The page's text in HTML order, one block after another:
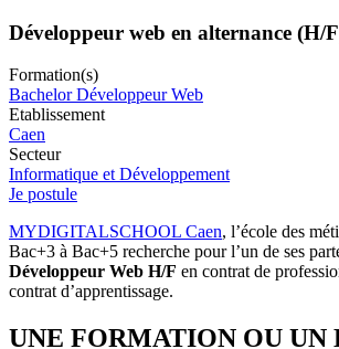
Développeur web en alternance (H/
Formation(s)
Bachelor Développeur Web
Etablissement
Caen
Secteur
Informatique et Développement
Je postule
MYDIGITALSCHOOL Caen, l’école des
Bac+3 à Bac+5 recherche pour l’un de ses
Développeur Web H/F en contrat de
contrat d’apprentissage.
UNE FORMATION OU UN